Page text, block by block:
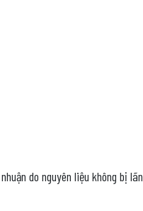
do nguyên liệu không bị